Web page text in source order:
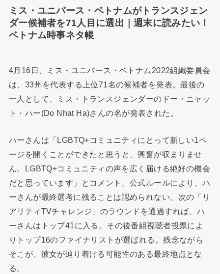
ミス・ユニバース・ベトナムがトランスジェン
ダー候補者を71人目に選出｜週末に読みたい！
ベトナム時事ネタ帳
4月16日、ミス・ユニバース・ベトナム2022組織委員会
は、33州を代表する上位71名の候補者を発表。最後の
一人として、ミス・トランスジェンダーのドー・ニャッ
ト・ハー(Do Nhat Ha)さんの名が発表された。
ハーさんは「LGBTQ+コミュニティにとって新しい1ペ
ージを開くことができたと思うと、興奮が収まりませ
ん。LGBTQ+コミュニティの声を広く届ける絶好の機会
だと思っています」とコメント。公式ルールにより、ハ
ーさんが最終選考に残ることは認められない。次の「リ
アリティTVチャレンジ」のラウンドを通過すれば、ハ
ーさんはトップ41に入る。その後番組視聴者投票によ
りトップ16のファイナリストが選ばれる。残念ながら
そこが、彼女が辿り着ける可能性のある最終地点とな
る。